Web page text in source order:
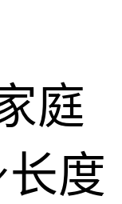
庭
度